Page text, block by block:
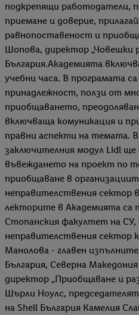
подкрепящи работодатели,
приемане и доверие,
равнопоставеност и
Шопова, директор „Човешки
България.Академията
учебни часа. В програмата
принадлежност, ползи от
приобщаването,
включваща комуникация и
правни аспекти на темата.
заключителния модул Lidl ще
въвеждането на проект по
приобщаване в
неправителствения сектор
лекторите в Академията са
Стопанския факултет на СУ,
неправителствения сектор
Манолова - главен
България, Северна
директор „Приобщаване и
Шърли Ноулс,
на Shell България Камелия